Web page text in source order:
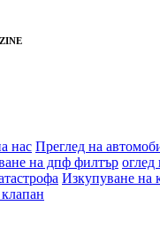
нас Преглед на
на дпф филтър оглед
Изкупуване на